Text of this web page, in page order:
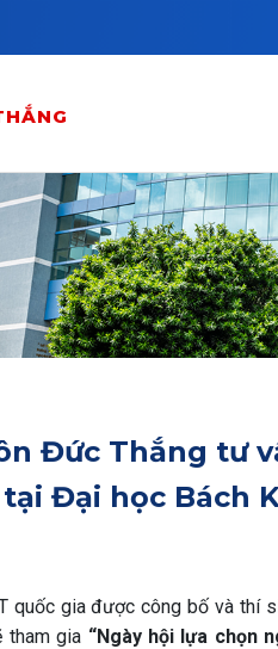
Đức Thắng tư
Đại học Bách
quốc gia được công bố và thí
tham gia “Ngày hội lựa chọn